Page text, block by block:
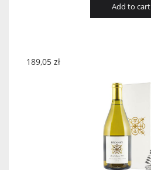
Add to cart
189,05 zł